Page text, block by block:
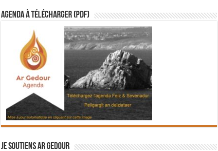
Agenda à télécharger (PDF)
Je soutiens Ar Gedour